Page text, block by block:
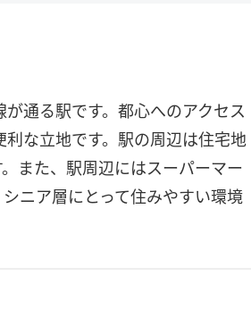
通る駅です。都心へのアクセス
な立地です。駅の周辺は住宅地
また、駅周辺にはスーパーマー
ニア層にとって住みやすい環境